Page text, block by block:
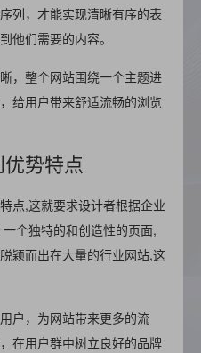
列，才能实现清晰有序的表
他们需要的内容。
，整个网站围绕一个主题进
给用户带来舒适流畅的浏览
势特点
点,这就要求设计者根据企业
个独特的和创造性的页面,
颖而出在大量的行业网站,这
户，为网站带来更多的流
在用户群中树立良好的品牌